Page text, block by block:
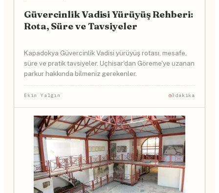
Güvercinlik Vadisi Yürüyüş Rehberi:
Rota, Süre ve Tavsiyeler
Kapadokya Güvercinlik Vadisi yürüyüş rotası, mesafe,
süre ve pratik tavsiyeler. Uçhisar'dan Göreme'ye uzanan
parkur hakkında bilmeniz gerekenler.
Ekin Yalgın 3dakika